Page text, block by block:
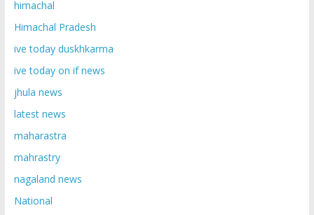
himachal
Himachal Pradesh
ive today duskhkarma
ive today on if news
jhula news
latest news
maharastra
mahrastry
nagaland news
National